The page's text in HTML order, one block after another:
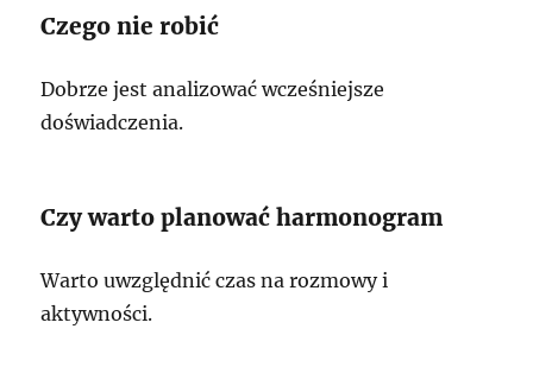
Czego nie robić
Dobrze jest analizować wcześniejsze
doświadczenia.
Czy warto planować harmonogram
Warto uwzględnić czas na rozmowy i
aktywności.